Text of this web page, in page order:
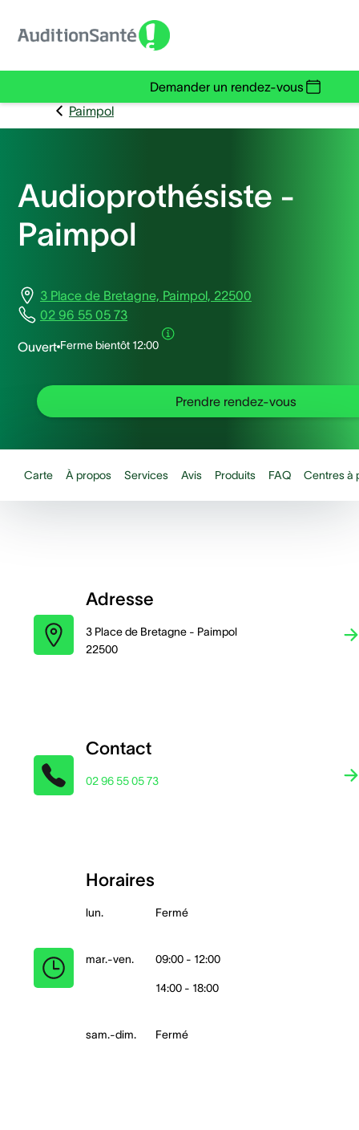
Demander un rendez-vous
Paimpol
Audioprothésiste -
Paimpol
3 Place de Bretagne, Paimpol, 22500
02 96 55 05 73
Ouvert Ferme bientôt 12:00
Prendre rendez-vous
Carte À propos Services Avis Produits FAQ Centres à
Adresse
3 Place de Bretagne - Paimpol
22500
Contact
02 96 55 05 73
Horaires
lun. Fermé
mar.-ven. 09:00 - 12:00
14:00 - 18:00
sam.-dim. Fermé